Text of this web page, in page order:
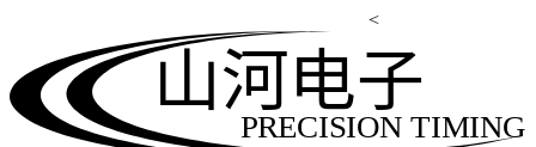
<
PRECISION TIMING
山河电子